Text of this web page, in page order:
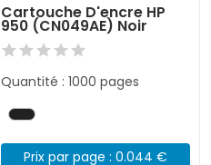
Cartouche D'encre HP
950 (CN049AE) Noir
Quantité : 1000 pages
Prix par page : 0.044 €